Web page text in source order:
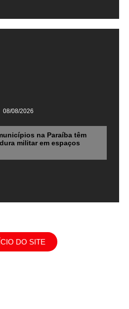
08/08/2026
na Paraíba têm
militar em espaços
DO SITE